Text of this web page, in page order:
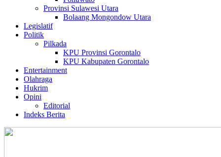
Provinsi Sulawesi Utara
Bolaang Mongondow Utara
Legislatif
Politik
Pilkada
KPU Provinsi Gorontalo
KPU Kabupaten Gorontalo
Entertainment
Olahraga
Hukrim
Opini
Editorial
Indeks Berita